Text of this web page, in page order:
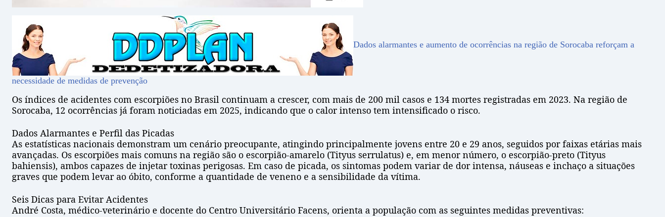
Dados alarmantes e aumento de ocorrências na região de Sorocaba reforçam a
necessidade de medidas de prevenção
Os índices de acidentes com escorpiões no Brasil continuam a crescer, com mais de 200 mil casos e 134 mortes registradas em 2023. Na região de
Sorocaba, 12 ocorrências já foram noticiadas em 2025, indicando que o calor intenso tem intensificado o risco.
Dados Alarmantes e Perfil das Picadas
As estatísticas nacionais demonstram um cenário preocupante, atingindo principalmente jovens entre 20 e 29 anos, seguidos por faixas etárias mais
avançadas. Os escorpiões mais comuns na região são o escorpião-amarelo (Tityus serrulatus) e, em menor número, o escorpião-preto (Tityus
bahiensis), ambos capazes de injetar toxinas perigosas. Em caso de picada, os sintomas podem variar de dor intensa, náuseas e inchaço a situações
graves que podem levar ao óbito, conforme a quantidade de veneno e a sensibilidade da vítima.
Seis Dicas para Evitar Acidentes
André Costa, médico-veterinário e docente do Centro Universitário Facens, orienta a população com as seguintes medidas preventivas: